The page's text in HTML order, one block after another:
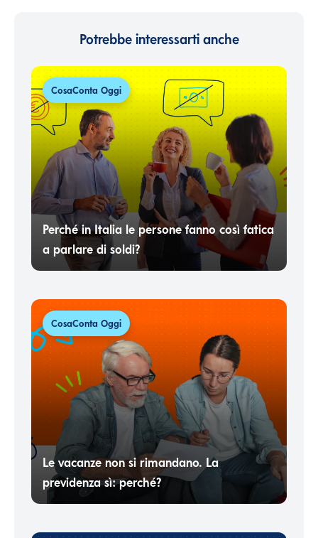
Potrebbe interessarti anche
CosaConta Oggi
Perché in Italia le persone fanno così fatica
a parlare di soldi?
CosaConta Oggi
Le vacanze non si rimandano. La
previdenza sì: perché?